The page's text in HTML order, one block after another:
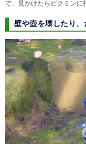
で、見かけたらピクミンに
壁や壺を壊したり